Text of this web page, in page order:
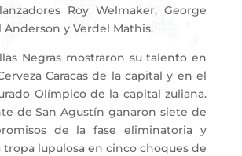
Roy Welmaker, George
Anderson y Verdel Mathis.
Negras mostraron su talento en
Caracas de la capital y en el
Olímpico de la capital zuliana.
de San Agustín ganaron siete de
de la fase eliminatoria y
tropa lupulosa en cinco choques de